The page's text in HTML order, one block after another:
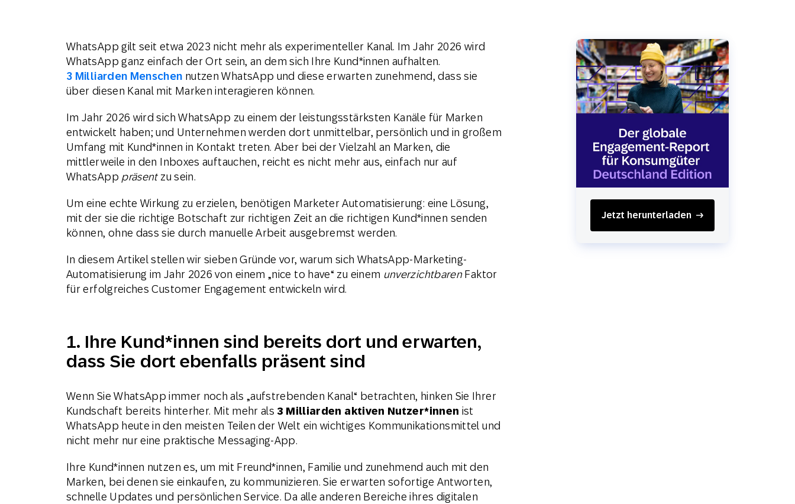
WhatsApp gilt seit etwa 2023 nicht mehr als experimenteller Kanal. Im Jahr 2026 wird
WhatsApp ganz einfach der Ort sein, an dem sich Ihre Kund*innen aufhalten.
3 Milliarden Menschen nutzen WhatsApp und diese erwarten zunehmend, dass sie
über diesen Kanal mit Marken interagieren können.
Im Jahr 2026 wird sich WhatsApp zu einem der leistungsstärksten Kanäle für Marken
entwickelt haben; und Unternehmen werden dort unmittelbar, persönlich und in großem
Umfang mit Kund*innen in Kontakt treten. Aber bei der Vielzahl an Marken, die
mittlerweile in den Inboxes auftauchen, reicht es nicht mehr aus, einfach nur auf
WhatsApp präsentzu sein.
Um eine echte Wirkung zu erzielen, benötigen Marketer Automatisierung: eine Lösung,
mit der sie die richtige Botschaft zur richtigen Zeit an die richtigen Kund*innen senden
können, ohne dass sie durch manuelle Arbeit ausgebremst werden.
In diesem Artikel stellen wir sieben Gründe vor, warum sich WhatsApp-Marketing-
Automatisierung im Jahr 2026 von einem „nice to have“ zu einem unverzichtbarenFaktor
für erfolgreiches Customer Engagement entwickeln wird.
1. Ihre Kund*innen sind bereits dort und erwarten,
dass Sie dort ebenfalls präsent sind
Wenn Sie WhatsApp immer noch als „aufstrebenden Kanal“ betrachten, hinken Sie Ihrer
Kundschaft bereits hinterher. Mit mehr als 3 Milliarden aktiven Nutzer*innen ist
WhatsApp heute in den meisten Teilen der Welt ein wichtiges Kommunikationsmittel und
nicht mehr nur eine praktische Messaging-App.
Ihre Kund*innen nutzen es, um mit Freund*innen, Familie und zunehmend auch mit den
Marken, bei denen sie einkaufen, zu kommunizieren. Sie erwarten sofortige Antworten,
schnelle Updates und persönlichen Service. Da alle anderen Bereiche ihres digitalen
Jetzt herunterladen